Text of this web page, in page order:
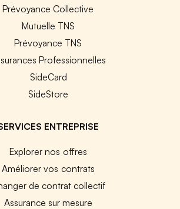
Prévoyance Collective
Mutuelle TNS
Prévoyance TNS
Professionnelles
SideCard
SideStore
ENTREPRISE
Explorer nos offres
Améliorer vos contrats
de contrat collectif
Assurance sur mesure